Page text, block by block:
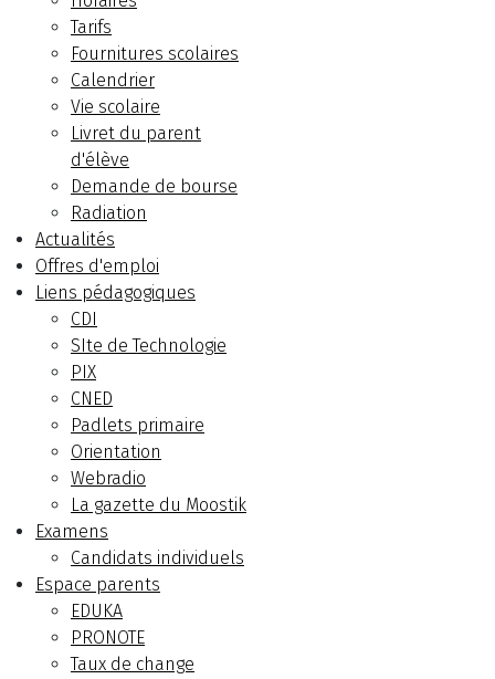
Tarifs
Fournitures scolaires
Calendrier
Vie scolaire
Livret du parent
d'élève
Demande de bourse
Radiation
Actualités
Offres d'emploi
Liens pédagogiques
CDI
SIte de Technologie
PIX
CNED
Padlets primaire
Orientation
Webradio
La gazette du Moostik
Examens
Candidats individuels
Espace parents
EDUKA
PRONOTE
Taux de change